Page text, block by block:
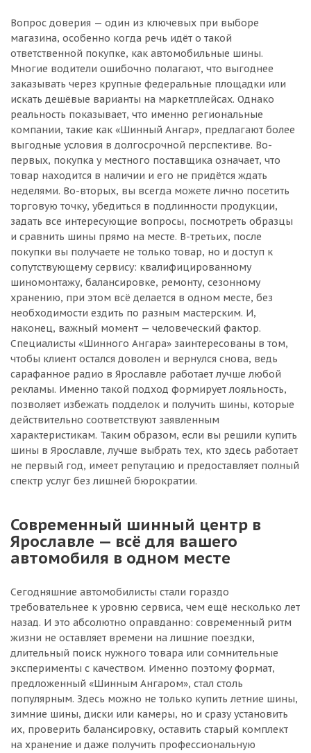
Вопрос доверия — один из ключевых при выборе
магазина, особенно когда речь идёт о такой
ответственной покупке, как автомобильные шины.
Многие водители ошибочно полагают, что выгоднее
заказывать через крупные федеральные площадки или
искать дешёвые варианты на маркетплейсах. Однако
реальность показывает, что именно региональные
компании, такие как «Шинный Ангар», предлагают более
выгодные условия в долгосрочной перспективе. Во-
первых, покупка у местного поставщика означает, что
товар находится в наличии и его не придётся ждать
неделями. Во-вторых, вы всегда можете лично посетить
торговую точку, убедиться в подлинности продукции,
задать все интересующие вопросы, посмотреть образцы
и сравнить шины прямо на месте. В-третьих, после
покупки вы получаете не только товар, но и доступ к
сопутствующему сервису: квалифицированному
шиномонтажу, балансировке, ремонту, сезонному
хранению, при этом всё делается в одном месте, без
необходимости ездить по разным мастерским. И,
наконец, важный момент — человеческий фактор.
Специалисты «Шинного Ангара» заинтересованы в том,
чтобы клиент остался доволен и вернулся снова, ведь
сарафанное радио в Ярославле работает лучше любой
рекламы. Именно такой подход формирует лояльность,
позволяет избежать подделок и получить шины, которые
действительно соответствуют заявленным
характеристикам. Таким образом, если вы решили купить
шины в Ярославле, лучше выбрать тех, кто здесь работает
не первый год, имеет репутацию и предоставляет полный
спектр услуг без лишней бюрократии.
Современный шинный центр в
Ярославле — всё для вашего
автомобиля в одном месте
Сегодняшние автомобилисты стали гораздо
требовательнее к уровню сервиса, чем ещё несколько лет
назад. И это абсолютно оправданно: современный ритм
жизни не оставляет времени на лишние поездки,
длительный поиск нужного товара или сомнительные
эксперименты с качеством. Именно поэтому формат,
предложенный «Шинным Ангаром», стал столь
популярным. Здесь можно не только купить летние шины,
зимние шины, диски или камеры, но и сразу установить
их, проверить балансировку, оставить старый комплект
на хранение и даже получить профессиональную